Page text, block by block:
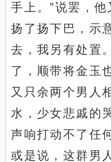
手上。”说罢，
扬了扬下巴，示
去，我另有处置
了，顺带将金玉
又只余两个男人
水，少女悲戚的
声响打动不了任
或是说，这群男